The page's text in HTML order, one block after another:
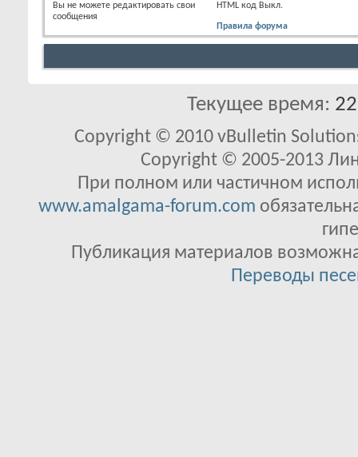
Вы не можете редактировать свои
сообщения
HTML код Выкл.
Правила форума
Текущее время:
Copyright © 2010 vBulletin
Copyright © 2005-2013
При полном или частичном
www.amalgama-forum.com
Публикация материалов
Переводы